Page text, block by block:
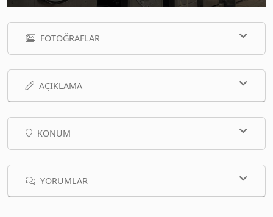
FOTOĞRAFLAR
AÇIKLAMA
KONUM
YORUMLAR